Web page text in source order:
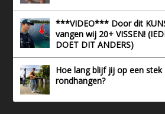
***VIDEO*** Door dit
vangen wij 20+ VISSEN!
DOET DIT ANDERS)
Hoe lang blijf jij op een stek
rondhangen?